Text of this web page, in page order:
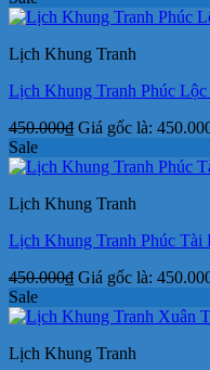
Lịch Khung Tranh
Lịch Khung Tranh Phúc
450.000₫ Giá gốc là:
Sale
Lịch Khung Tranh
Lịch Khung Tranh Phúc Tài
450.000₫ Giá gốc là:
Sale
Lịch Khung Tranh